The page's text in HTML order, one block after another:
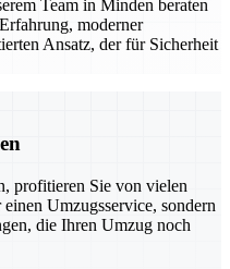
Team in Minden beraten
moderner
Ansatz, der für Sicherheit
profitieren Sie von vielen
Umzugsservice, sondern
die Ihren Umzug noch